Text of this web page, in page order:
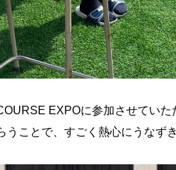
EXPOに参加させていた
うことで、すごく熱心にうなず